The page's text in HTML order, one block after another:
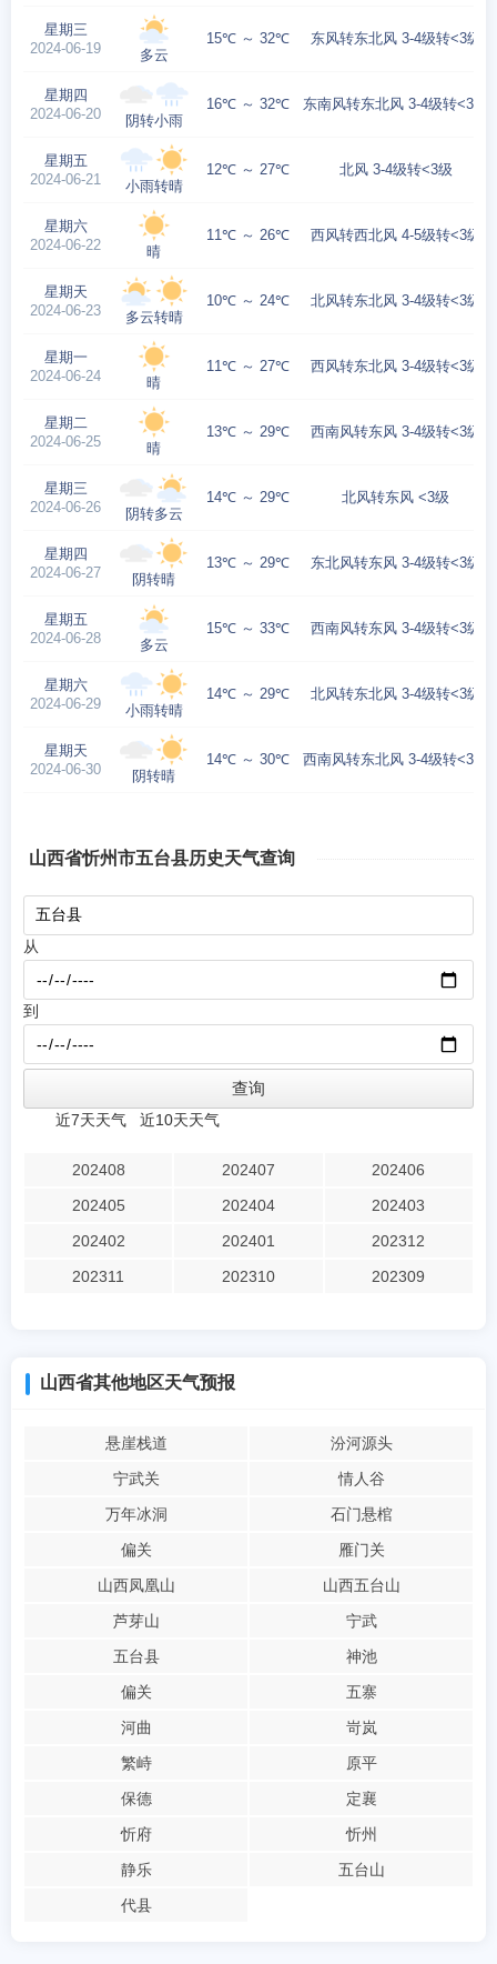
星期三
2024-06-19
多云
15℃ ～ 32℃ 东风转东北风 3-4级转<3级
星期四
2024-06-20
阴转小雨
16℃ ～ 32℃ 东南风转东北风 3-4级转<3级
星期五
2024-06-21
小雨转晴
12℃ ～ 27℃ 北风 3-4级转<3级
星期六
2024-06-22
晴
11℃ ～ 26℃ 西风转西北风 4-5级转<3级
星期天
2024-06-23
多云转晴
10℃ ～ 24℃ 北风转东北风 3-4级转<3级
星期一
2024-06-24
晴
11℃ ～ 27℃ 西风转东北风 3-4级转<3级
星期二
2024-06-25
晴
13℃ ～ 29℃ 西南风转东风 3-4级转<3级
星期三
2024-06-26
阴转多云
14℃ ～ 29℃ 北风转东风 <3级
星期四
2024-06-27
阴转晴
13℃ ～ 29℃ 东北风转东风 3-4级转<3级
星期五
2024-06-28
多云
15℃ ～ 33℃ 西南风转东风 3-4级转<3级
星期六
2024-06-29
小雨转晴
14℃ ～ 29℃ 北风转东北风 3-4级转<3级
星期天
2024-06-30
阴转晴
14℃ ～ 30℃ 西南风转东北风 3-4级转<3级
山西省忻州市五台县历史天气查询
从
到
近7天天气 近10天天气
202408 202407
202406
202405
202404
202403
202402
202401
202312
202311
202310 202309
山西省其他地区天气预报
悬崖栈道
汾河源头
宁武关
情人谷
万年冰洞
石门悬棺
偏关
雁门关
山西凤凰山
山西五台山
芦芽山
宁武
五台县
神池
偏关
五寨
河曲
岢岚
繁峙
原平
保德
定襄
忻府
忻州
静乐
五台山
代县